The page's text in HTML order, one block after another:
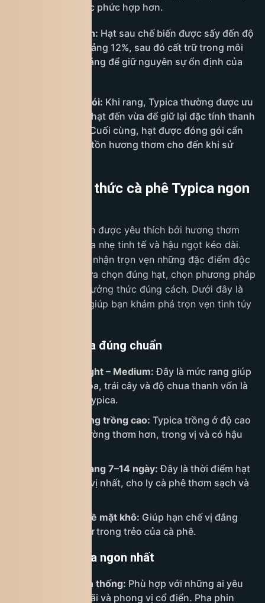
rõ và cấu trúc phức hợp hơn.
Sấy và bảo quản: Hạt sau chế biến được sấy đến độ
ẩm ổn định khoảng 12%, sau đó cất trữ trong môi
trường khô thoáng để giữ nguyên sự ổn định của
Rang và đóng gói: Khi rang, Typica thường được ưu
tiên mức rang nhạt đến vừa để giữ lại đặc tính thanh
nhẹ đặc trưng. Cuối cùng, hạt được đóng gói cẩn
thận nhằm bảo tồn hương thơm cho đến khi sử
Cách thưởng thức cà phê Typica ngon
Cà phê Typica luôn được yêu thích bởi hương thơm
thanh khiết, vị chua nhẹ tinh tế và hậu ngọt kéo dài.
Tuy nhiên, để cảm nhận trọn vẹn những đặc điểm độc
đáo đó, bạn cần lựa chọn đúng hạt, chọn phương pháp
pha phù hợp và thưởng thức đúng cách. Dưới đây là
hướng dẫn tối ưu giúp bạn khám phá trọn vẹn tinh túy
Chọn hạt Typica đúng chuẩn
Ưu tiên rang Light – Medium: Đây là mức rang giúp
giữ lại hương hoa, trái cây và độ chua thanh vốn là
“linh hồn” của Typica.
Chọn hạt từ vùng trồng cao: Typica trồng ở độ cao
trên 1.400m thường thơm hơn, trong vị và có hậu
Dùng hạt mới rang 7–14 ngày: Đây là thời điểm hạt
ổn định hương vị nhất, cho ly cà phê thơm sạch và
Hạt đẹp, ít lỗi, bề mặt khô: Giúp hạn chế vị đắng
gắt, giữ được sự trong trẻo của cà phê.
Cách pha Typica ngon nhất
Pha phin truyền thống: Phù hợp với những ai yêu
thích sự chậm rãi và phong vị cổ điển. Pha phin